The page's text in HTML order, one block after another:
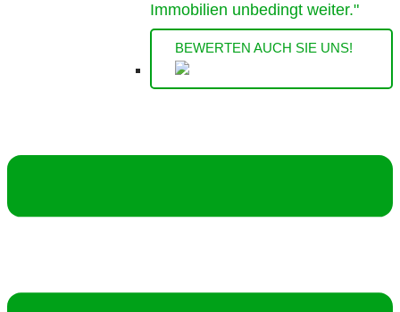
Immobilien unbedingt weiter."
BEWERTEN AUCH SIE UNS!